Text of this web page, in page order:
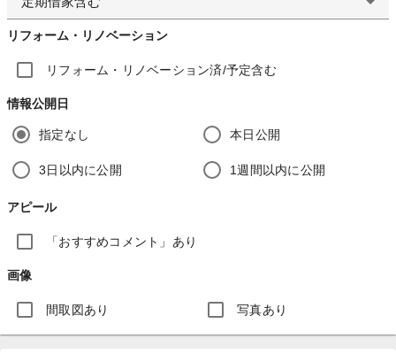
リフォーム・リノベーション
リフォーム・リノベーション済/予定含む
情報公開日
指定なし 本日公開
3日以内に公開 1週間以内に公開
アピール
「おすすめコメント」あり
画像
間取図あり 写真あり